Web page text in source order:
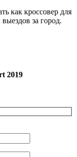
как кроссовер для
за город.
2019